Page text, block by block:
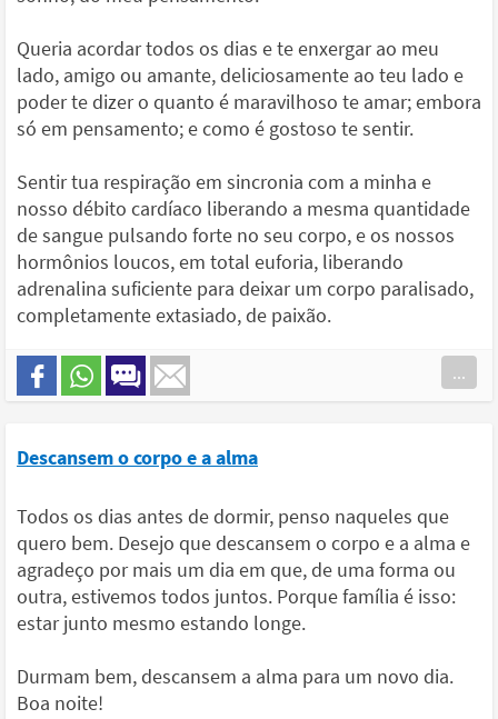
Queria acordar todos os dias e te enxergar ao meu
lado, amigo ou amante, deliciosamente ao teu lado e
poder te dizer o quanto é maravilhoso te amar; embora
só em pensamento; e como é gostoso te sentir.
Sentir tua respiração em sincronia com a minha e
nosso débito cardíaco liberando a mesma quantidade
de sangue pulsando forte no seu corpo, e os nossos
hormônios loucos, em total euforia, liberando
adrenalina suficiente para deixar um corpo paralisado,
completamente extasiado, de paixão.
...
Descansem o corpo e a alma
Todos os dias antes de dormir, penso naqueles que
quero bem. Desejo que descansem o corpo e a alma e
agradeço por mais um dia em que, de uma forma ou
outra, estivemos todos juntos. Porque família é isso:
estar junto mesmo estando longe.
Durmam bem, descansem a alma para um novo dia.
Boa noite!